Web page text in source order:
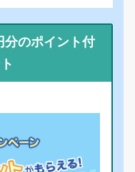
分のポイント付